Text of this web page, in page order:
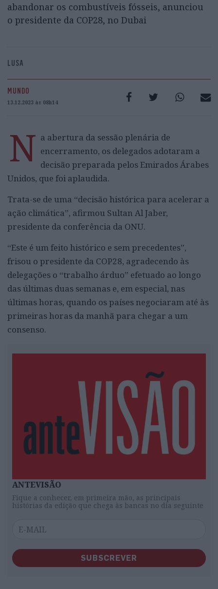
abandonar os combustíveis fósseis, anunciou
o presidente da COP28, no Dubai
LUSA
MUNDO
13.12.2023 às 08h14
N a abertura da sessão plenária de
encerramento, os delegados adotaram a
decisão preparada pelos Emirados Árabes
Unidos, que foi aplaudida.
Trata-se de uma “decisão histórica para acelerar a
ação climática”, afirmou Sultan Al Jaber,
presidente da conferência da ONU.
“Este é um feito histórico e sem precedentes”,
frisou o presidente da COP28, agradecendo às
delegações o “trabalho árduo” efetuado ao longo
das últimas duas semanas e, em especial, nas
últimas horas, quando os países negociaram até às
primeiras horas da manhã para chegar a um
consenso.
ANTEVISÃO
Fique a conhecer, em primeira mão, as principais
histórias da edição que chega às bancas no dia seguinte
SUBSCREVER